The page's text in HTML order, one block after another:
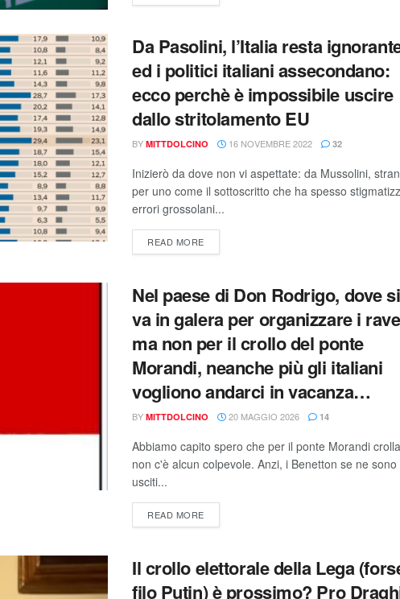
Da Pasolini, l’Italia resta
ed i politici italiani assecondano:
ecco perchè è impossibile uscire
dallo stritolamento EU
BY MITTDOLCINO 16 NOVEMBRE 2022 32
Inizierò da dove non vi aspettate: da Mussolini,
per uno come il sottoscritto che ha spesso
errori grossolani...
READ MORE
Nel paese di Don Rodrigo, dove si
va in galera per organizzare i rave
ma non per il crollo del ponte
Morandi, neanche più gli italiani
vogliono andarci in vacanza…
BY MITTDOLCINO 20 MAGGIO 2026 14
Abbiamo capito spero che per il ponte Morandi
non c'è alcun colpevole. Anzi, i Benetton se ne sono
usciti...
READ MORE
Il crollo elettorale della Lega
filo Putin) è prossimo? Pro